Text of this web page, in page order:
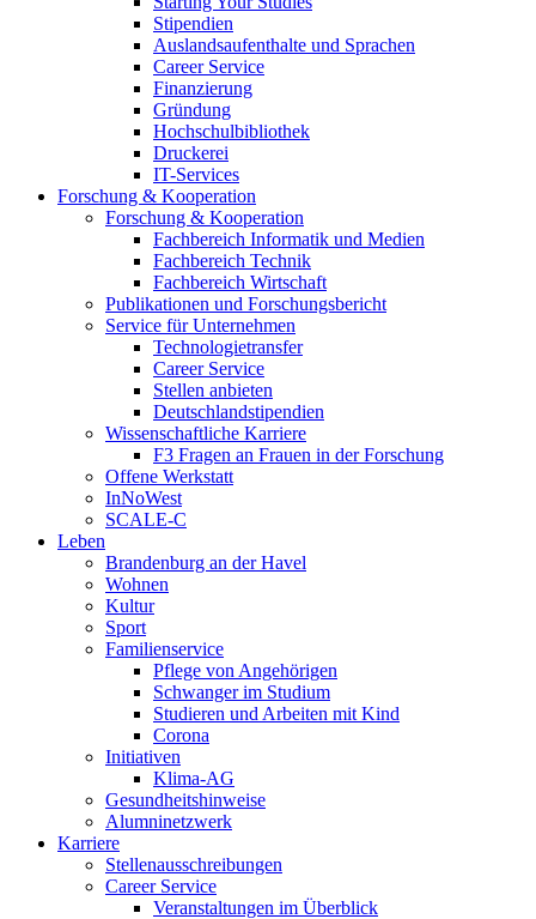
Stipendien
Auslandsaufenthalte und Sprachen
Career Service
Finanzierung
Gründung
Hochschulbibliothek
Druckerei
IT-Services
Forschung & Kooperation
Forschung & Kooperation
Fachbereich Informatik und Medien
Fachbereich Technik
Fachbereich Wirtschaft
Publikationen und Forschungsbericht
Service für Unternehmen
Technologietransfer
Career Service
Stellen anbieten
Deutschlandstipendien
Wissenschaftliche Karriere
F3 Fragen an Frauen in der Forschung
Offene Werkstatt
InNoWest
SCALE-C
Leben
Brandenburg an der Havel
Wohnen
Kultur
Sport
Familienservice
Pflege von Angehörigen
Schwanger im Studium
Studieren und Arbeiten mit Kind
Corona
Initiativen
Klima-AG
Gesundheitshinweise
Alumninetzwerk
Karriere
Stellenausschreibungen
Career Service
Veranstaltungen im Überblick